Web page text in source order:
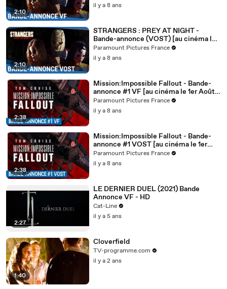
2:10
il y a 8 ans
2:10
STRANGERS : PREY AT NIGHT -
Bande-annonce (VOST) [au cinéma le
18 avril 2018]
Paramount Pictures France
il y a 8 ans
2:38
Mission:Impossible Fallout - Bande-
annonce #1 VF [au cinéma le 1er Août
2018]
Paramount Pictures France
il y a 8 ans
2:38
Mission:Impossible Fallout - Bande-
annonce #1 VOST [au cinéma le 1er
Août 2018]
Paramount Pictures France
il y a 8 ans
2:27
LE DERNIER DUEL (2021) Bande
Annonce VF - HD
Cat-Line
il y a 5 ans
1:40
Cloverfield
TV-programme.com
il y a 2 ans